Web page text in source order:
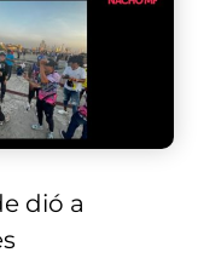
dió a